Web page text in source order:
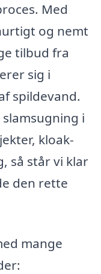
Med
og nemt
tilbud fra
sig i
spildevand.
i
kloak-
så står vi klar
den rette
mange